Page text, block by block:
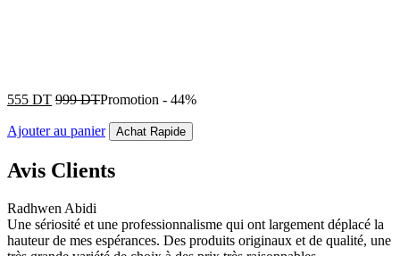
555 DT 999DTPromotion - 44%
Ajouter au panier Achat Rapide
Avis Clients
Radhwen Abidi
Une sériosité et une professionnalisme qui ont largement déplacé la
hauteur de mes espérances. Des produits originaux et de qualité, une